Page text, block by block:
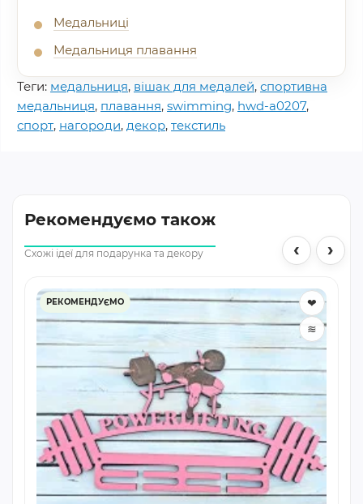
Медальниці
Медальниця плавання
Теги: медальниця, вішак для медалей, спортивна
медальниця, плавання, swimming, hwd-a0207,
спорт, нагороди, декор, текстиль
Рекомендуємо також
Схожі ідеї для подарунка та декору ‹
РЕКОМЕНДУЄМО
❤
≋
›